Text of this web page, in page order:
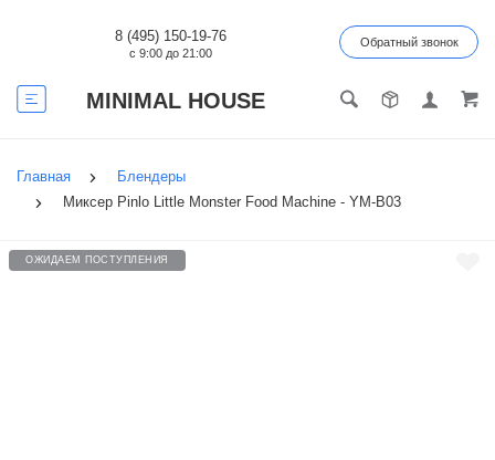
MINIMAL HOUSE
8 (495) 150-19-76
с 9:00 до 21:00
Обратный звонок
Главная
Блендеры
Миксер Pinlo Little Monster Food Machine - YM-B03
ОЖИДАЕМ ПОСТУПЛЕНИЯ